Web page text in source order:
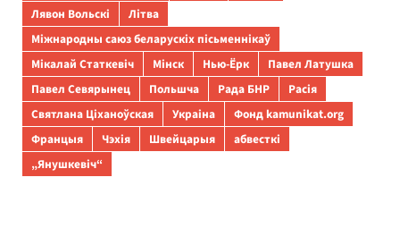
Лявон Вольскі
Літва
Міжнародны саюз беларускіх пісьменнікаў
Мікалай Статкевіч
Мінск Нью-Ёрк
Павел Латушка
Павел Севярынец
Польшча Рада БНР
Расія
Святлана Ціханоўская
Украіна
Фонд kamunikat.org
Францыя
Чэхія Швейцарыя
абвесткі
„Янушкевіч“